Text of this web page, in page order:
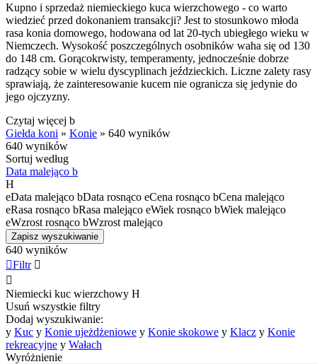
Kupno i sprzedaż niemieckiego kuca wierzchowego - co warto
wiedzieć przed dokonaniem transakcji? Jest to stosunkowo młoda
rasa konia domowego, hodowana od lat 20-tych ubiegłego wieku w
Niemczech. Wysokość poszczególnych osobników waha się od 130
do 148 cm. Gorącokrwisty, temperamenty, jednocześnie dobrze
radzący sobie w wielu dyscyplinach jeździeckich. Liczne zalety rasy
sprawiają, że zainteresowanie kucem nie ogranicza się jedynie do
jego ojczyzny.
Czytaj więcej b
Giełda koni » Konie » 640 wyników
640 wyników
Sortuj według
Data malejąco b
H
eData malejąco bData rosnąco eCena rosnąco bCena malejąco
eRasa rosnąco bRasa malejąco eWiek rosnąco bWiek malejąco
eWzrost rosnąco bWzrost malejąco
Zapisz wyszukiwanie
640 wyników
Filtr 

Niemiecki kuc wierzchowy H
Usuń wszystkie filtry
Dodaj wyszukiwanie:
y Kuc y Konie ujeżdżeniowe y Konie skokowe y Klacz y Konie
rekreacyjne y Wałach
Wyróżnienie